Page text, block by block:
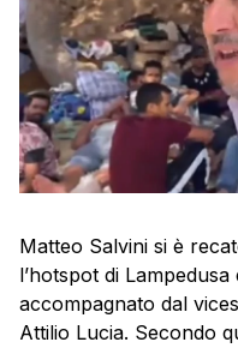
Matteo Salvini si è
l’hotspot di
accompagnato dal
Attilio Lucia. Secondo